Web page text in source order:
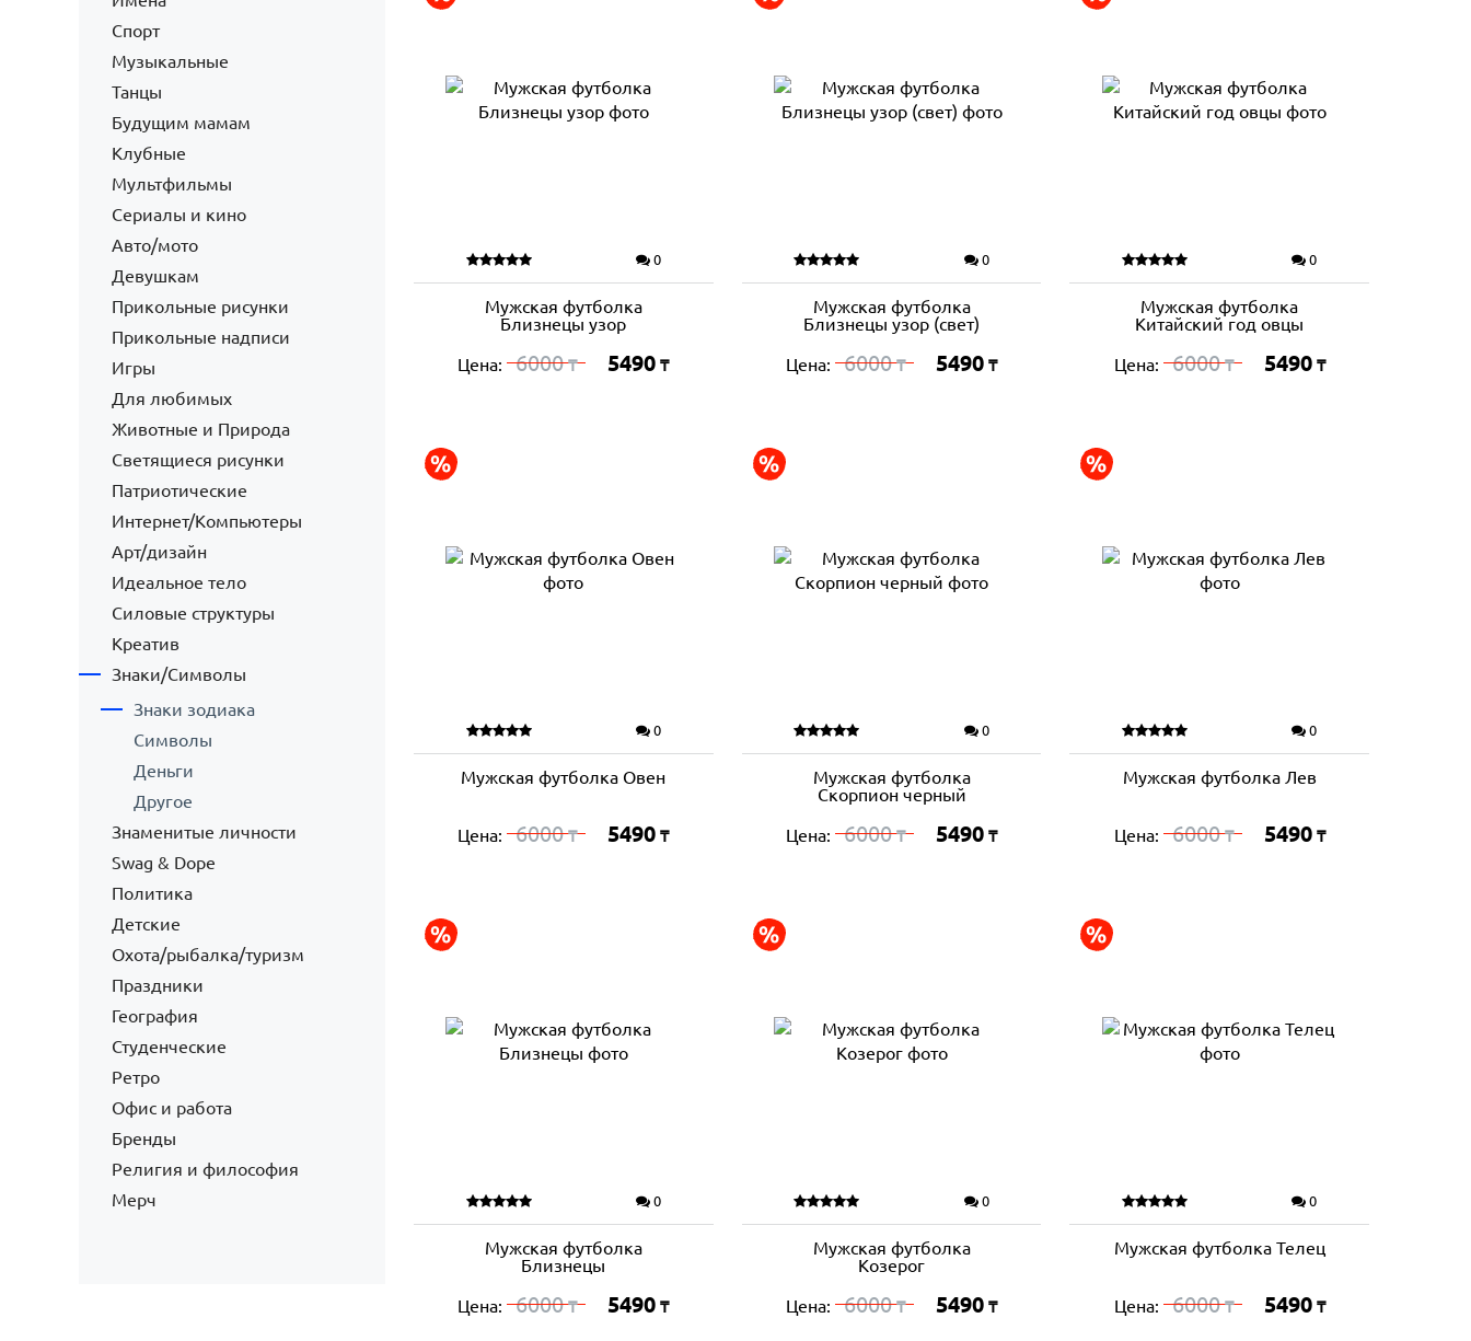
Спорт
Музыкальные
Танцы
Будущим мамам
Клубные
Мультфильмы
Сериалы и кино
Авто/мото
Девушкам
Прикольные рисунки
Прикольные надписи
Игры
Для любимых
Животные и Природа
Светящиеся рисунки
Патриотические
Интернет/Компьютеры
Арт/дизайн
Идеальное тело
Силовые структуры
Креатив
Знаки/Символы
Знаки зодиака
Символы
Деньги
Другое
Знаменитые личности
Swag & Dope
Политика
Детские
Охота/рыбалка/туризм
Праздники
География
Студенческие
Ретро
Офис и работа
Бренды
Религия и философия
Мерч
0
Мужская футболка
Близнецы узор
Цена: 6000₸ 5490 ₸
0
Мужская футболка
Близнецы узор (свет)
Цена: 6000₸ 5490 ₸
0
Мужская футболка
Китайский год овцы
Цена: 6000₸ 5490 ₸
0
Мужская футболка Овен
Цена: 6000₸ 5490 ₸
0
Мужская футболка
Скорпион черный
Цена: 6000₸ 5490 ₸
0
Мужская футболка Лев
Цена: 6000₸ 5490 ₸
0
Мужская футболка
Близнецы
Цена: 6000₸ 5490 ₸
0
Мужская футболка
Козерог
Цена: 6000₸ 5490 ₸
0
Мужская футболка Телец
Цена: 6000₸ 5490 ₸